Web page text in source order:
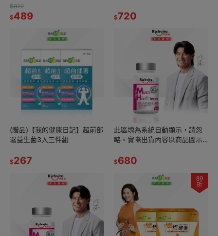
$872
$489 $720
(贈品)【我的健康日記】超前部
署益生菌3入三件組
$267
此區塊為系統自動顯示，請忽
略。實際出貨內容以商品圖示
$680
89
折